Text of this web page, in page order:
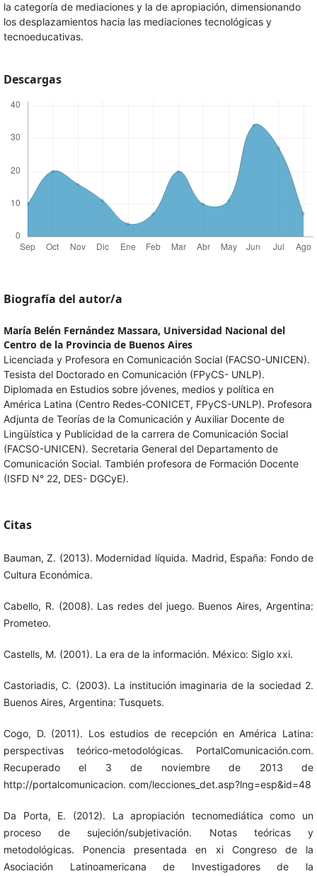
la categoría de mediaciones y la de apropiación, dimensionando
los desplazamientos hacia las mediaciones tecnológicas y
tecnoeducativas.
Descargas
Biografía del autor/a
María Belén Fernández Massara, Universidad Nacional del
Centro de la Provincia de Buenos Aires
Licenciada y Profesora en Comunicación Social (FACSO-UNICEN).
Tesista del Doctorado en Comunicación (FPyCS- UNLP).
Diplomada en Estudios sobre jóvenes, medios y política en
América Latina (Centro Redes-CONICET, FPyCS-UNLP). Profesora
Adjunta de Teorías de la Comunicación y Auxiliar Docente de
Lingüística y Publicidad de la carrera de Comunicación Social
(FACSO-UNICEN). Secretaria General del Departamento de
Comunicación Social. También profesora de Formación Docente
(ISFD N° 22, DES- DGCyE).
Citas
Bauman, Z. (2013). Modernidad líquida. Madrid, España: Fondo de
Cultura Económica.
Cabello, R. (2008). Las redes del juego. Buenos Aires, Argentina:
Prometeo.
Castells, M. (2001). La era de la información. México: Siglo xxi.
Castoriadis, C. (2003). La institución imaginaria de la sociedad 2.
Buenos Aires, Argentina: Tusquets.
Cogo, D. (2011). Los estudios de recepción en América Latina:
perspectivas teórico-metodológicas. PortalComunicación.com.
Recuperado el 3 de noviembre de 2013 de
http://portalcomunicacion. com/lecciones_det.asp?lng=esp&id=48
Da Porta, E. (2012). La apropiación tecnomediática como un
proceso de sujeción/subjetivación. Notas teóricas y
metodológicas. Ponencia presentada en xi Congreso de la
Asociación Latinoamericana de Investigadores de la